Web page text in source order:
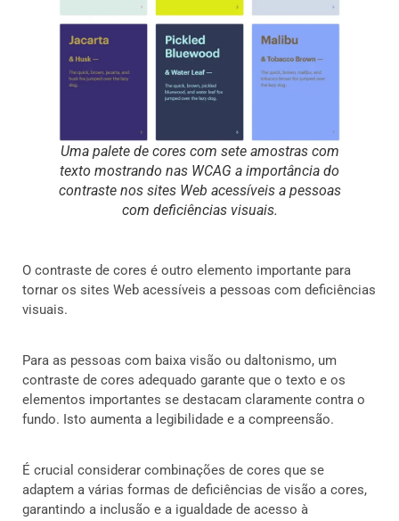
Uma palete de cores com sete amostras com
texto mostrando nas WCAG a importância do
contraste nos sites Web acessíveis a pessoas
com deficiências visuais.
O contraste de cores é outro elemento importante para
tornar os sites Web acessíveis a pessoas com deficiências
visuais.
Para as pessoas com baixa visão ou daltonismo, um
contraste de cores adequado garante que o texto e os
elementos importantes se destacam claramente contra o
fundo. Isto aumenta a legibilidade e a compreensão.
É crucial considerar combinações de cores que se
adaptem a várias formas de deficiências de visão a cores,
garantindo a inclusão e a igualdade de acesso à